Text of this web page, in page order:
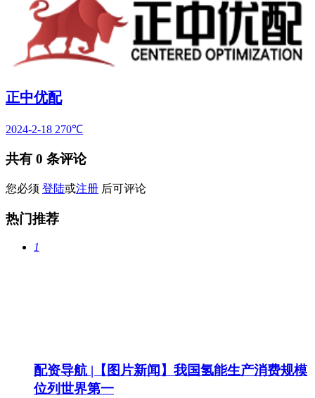
正中优配
2024-2-18 270℃
共有 0 条评论
您必须 登陆或注册 后可评论
热门推荐
1
配资导航 |【图片新闻】我国氢能生产消费规模
位列世界第一